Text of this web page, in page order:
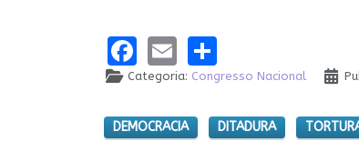
Facebook
Email
Categoria: Congresso Nacional
DEMOCRACIA DITADURA